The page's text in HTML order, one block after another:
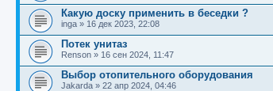
Какую доску применить в беседки ?
inga » 16 дек 2023, 22:08
Потек унитаз
Renson » 16 сен 2024, 11:47
Выбор отопительного оборудования
Jakarda » 22 апр 2024, 04:46